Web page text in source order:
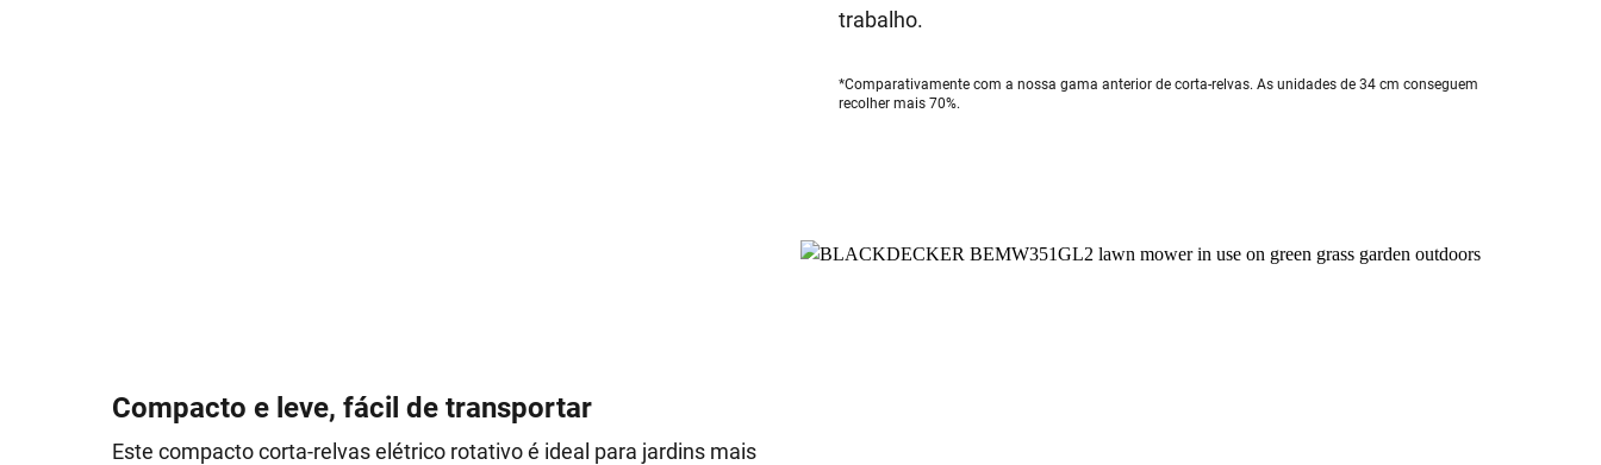
trabalho.
*Comparativamente com a nossa gama anterior de corta-relvas. As unidades de 34 cm conseguem
recolher mais 70%.
Compacto e leve, fácil de transportar
Este compacto corta-relvas elétrico rotativo é ideal para jardins mais